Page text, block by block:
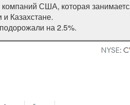
США, которая
Казахстане.
на 2.5%.